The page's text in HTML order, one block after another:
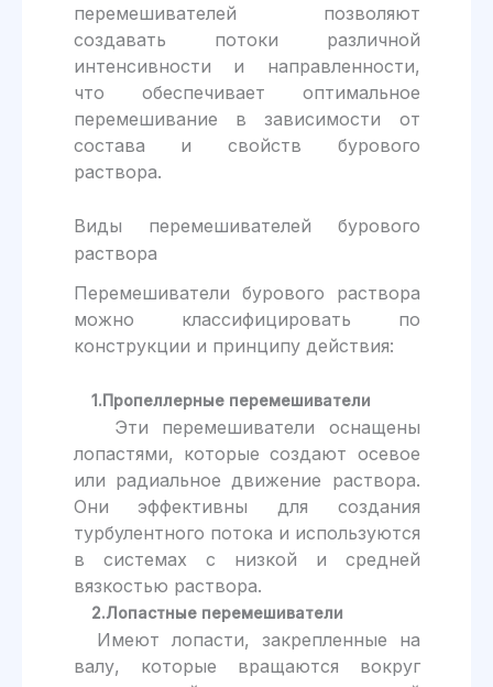
перемешивателей позволяют
создавать потоки различной
интенсивности и направленности,
что обеспечивает оптимальное
перемешивание в зависимости от
состава и свойств бурового
раствора.
Виды перемешивателей бурового
раствора
Перемешиватели бурового раствора
можно классифицировать по
конструкции и принципу действия:
1.Пропеллерные перемешиватели
Эти перемешиватели оснащены
лопастями, которые создают осевое
или радиальное движение раствора.
Они эффективны для создания
турбулентного потока и используются
в системах с низкой и средней
вязкостью раствора.
2.Лопастные перемешиватели
Имеют лопасти, закрепленные на
валу, которые вращаются вокруг